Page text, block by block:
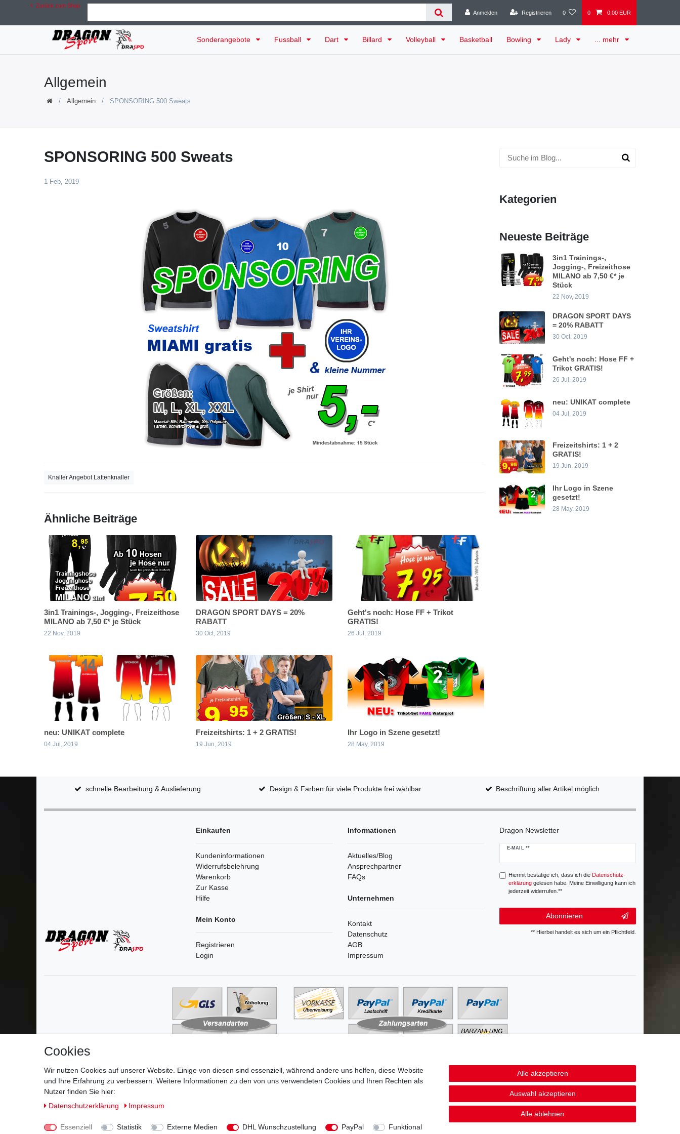
Zurück zum Shop
Anmelden
Registrieren 0 0 0,00 EUR
Sonderangebote Fussball Dart Billard Volleyball Basketball Bowling Lady ... mehr
Allgemein
Allgemein SPONSORING 500 Sweats
SPONSORING 500 Sweats
1 Feb, 2019
Knaller Angebot Lattenknaller
Ähnliche Beiträge
3in1 Trainings-, Jogging-, Freizeithose
MILANO ab 7,50 €* je Stück
22 Nov, 2019
DRAGON SPORT DAYS = 20%
RABATT
30 Oct, 2019
Geht's noch: Hose FF + Trikot
GRATIS!
26 Jul, 2019
neu: UNIKAT complete
04 Jul, 2019
Freizeitshirts: 1 + 2 GRATIS!
19 Jun, 2019
Ihr Logo in Szene gesetzt!
28 May, 2019
Kategorien
Neueste Beiträge
3in1 Trainings-,
Jogging-, Freizeithose
MILANO ab 7,50 €* je
Stück
22 Nov, 2019
DRAGON SPORT DAYS
= 20% RABATT
30 Oct, 2019
Geht's noch: Hose FF +
Trikot GRATIS!
26 Jul, 2019
neu: UNIKAT complete
04 Jul, 2019
Freizeitshirts: 1 + 2
GRATIS!
19 Jun, 2019
Ihr Logo in Szene
gesetzt!
28 May, 2019
schnelle Bearbeitung & Auslieferung Design & Farben für viele Produkte frei wählbar Beschriftung aller Artikel möglich
Einkaufen
Kundeninformationen
Widerrufsbelehrung
Warenkorb
Zur Kasse
Hilfe
Mein Konto
Registrieren
Login
Informationen
Aktuelles/Blog
Ansprechpartner
FAQs
Unternehmen
Kontakt
Datenschutz
AGB
Impressum
Dragon Newsletter
E-MAIL **
Newsletter
Hiermit bestätige ich, dass ich die Daten­schutz­
erklärunggelesen habe. Meine Einwilligung kann ich
jederzeit widerrufen.**
Abonnieren
** Hierbei handelt es sich um ein Pflichtfeld.
Cookies
Wir nutzen Cookies auf unserer Website. Einige von diesen sind essenziell, während andere uns helfen, diese Website
und Ihre Erfahrung zu verbessern. Weitere Informationen zu den von uns verwendeten Cookies und Ihren Rechten als
Nutzer finden Sie hier:
Daten­schutz­erklärung
Impressum
Essenziell Statistik Externe Medien DHL Wunschzustellung PayPal Funktional
Alle akzeptieren
Auswahl akzeptieren
Alle ablehnen